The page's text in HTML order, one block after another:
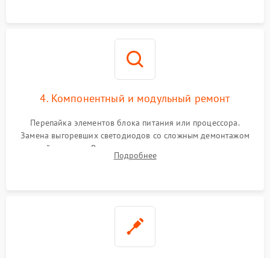
4. Компонентный и модульный ремонт
Перепайка элементов блока питания или процессора.
Замена выгоревших светодиодов со сложным демонтажом
хрупкой матрицы. Восстановление поврежденных дорожек,
прошивка микросхем памяти EEPROM
Подробнее